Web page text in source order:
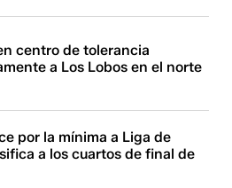
centro de tolerancia
a Los Lobos en el norte
por la mínima a Liga de
a los cuartos de final de